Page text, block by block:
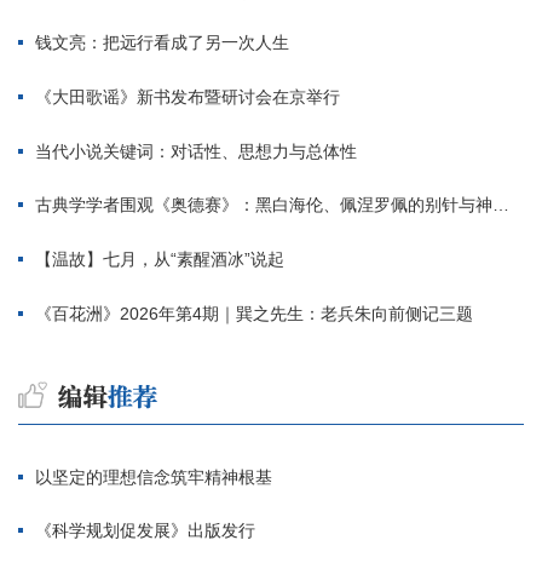
钱文亮：把远行看成了另一次人生
《大田歌谣》新书发布暨研讨会在京举行
当代小说关键词：对话性、思想力与总体性
古典学学者围观《奥德赛》：黑白海伦、佩涅罗佩的别针与神秘入侵者
【温故】七月，从“素醒酒冰”说起
《百花洲》2026年第4期｜巽之先生：老兵朱向前侧记三题
以坚定的理想信念筑牢精神根基
《科学规划促发展》出版发行